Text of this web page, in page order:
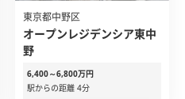
東京都中野区
オープンレジデンシア東中
野
6,400～6,800万円
駅からの距離 4分